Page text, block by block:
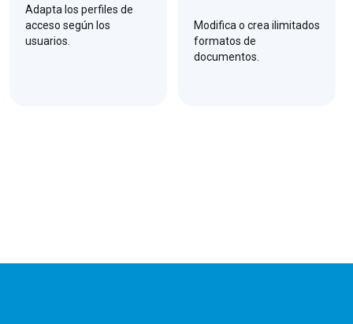
Adapta los perfiles de
acceso según los
usuarios.
Modifica o crea ilimitados
formatos de
documentos.